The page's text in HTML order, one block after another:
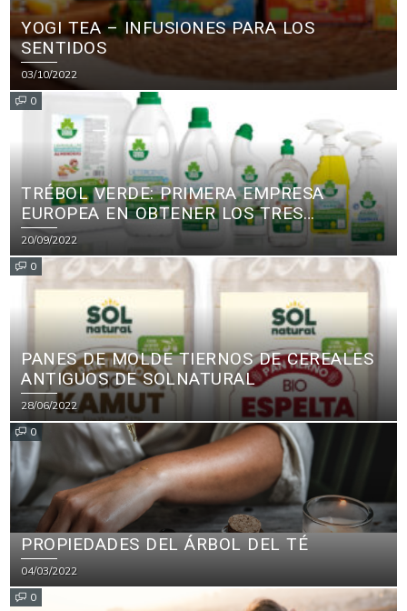
YOGI TEA – INFUSIONES PARA LOS
SENTIDOS
03/10/2022
0
TRÉBOL VERDE: PRIMERA EMPRESA
EUROPEA EN OBTENER LOS TRES
PRINCIPALES CERTIFICADOS ECOLÓGICOS
PARA PRODUCTOS DE LIMPIEZA
20/09/2022
0
PANES DE MOLDE TIERNOS DE CEREALES
ANTIGUOS DE SOLNATURAL
28/06/2022
0
PROPIEDADES DEL ÁRBOL DEL TÉ
04/03/2022
0